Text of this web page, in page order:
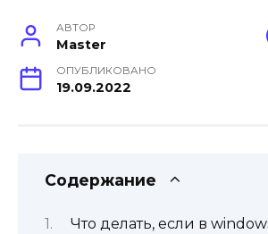
АВТОР
Master
ОПУБЛИКОВАНО
19.09.2022
Содержание
Что делать, если в